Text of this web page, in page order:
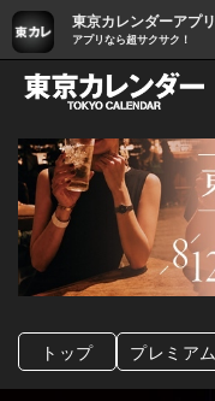
東京カレンダーアプリ
アプリなら超サクサク！
トップ プレミアム